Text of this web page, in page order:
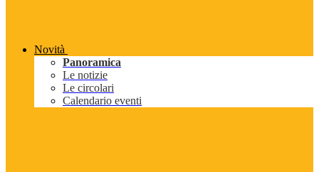
Novità
Panoramica
Le notizie
Le circolari
Calendario eventi